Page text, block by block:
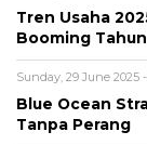
Tren Usaha
Booming
Sunday, 29 June 2025
Blue Ocean
Tanpa Perang